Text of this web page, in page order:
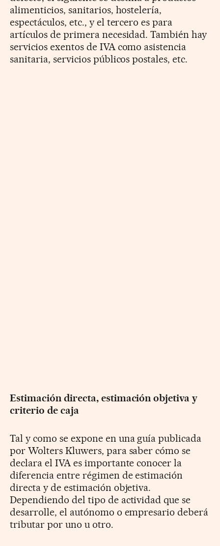
alimenticios, sanitarios, hostelería,
espectáculos, etc., y el tercero es para
artículos de primera necesidad. También hay
servicios exentos de IVA como asistencia
sanitaria, servicios públicos postales, etc.
Estimación directa, estimación objetiva y
criterio de caja
Tal y como se expone en una guía publicada
por Wolters Kluwers, para saber cómo se
declara el IVA es importante conocer la
diferencia entre régimen de estimación
directa y de estimación objetiva.
Dependiendo del tipo de actividad que se
desarrolle, el autónomo o empresario deberá
tributar por uno u otro.